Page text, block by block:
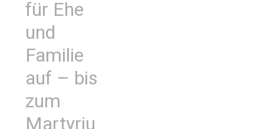
für Ehe
und
Familie
auf – bis
zum
Martyriu